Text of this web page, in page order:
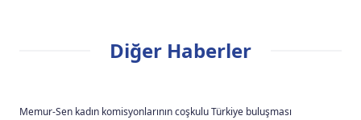
Diğer Haberler
Memur-Sen kadın komisyonlarının coşkulu Türkiye buluşması